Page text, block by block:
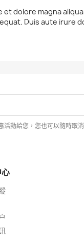
dolore magna
Duis aute irure
活動給您，您也可以隨時取消